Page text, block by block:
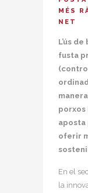
MÉS
NET
L’ús
fusta
porxos
aposta
oferir
En el
la